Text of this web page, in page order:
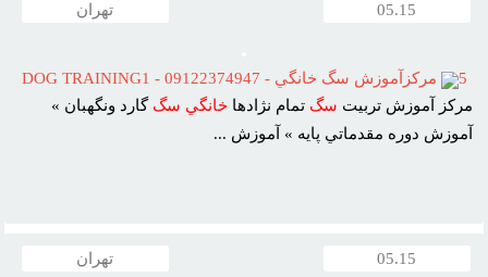
05.15 تهران
5
مرکزآموزش سگ خانگي - 09122374947 - DOG TRAINING1
مرکز آموزش تربيت سگ تمام نژادهاخانگي سگ گارد ونگهبان »
آموزش دوره مقدماتي پايه » آموزش ...
05.15 تهران